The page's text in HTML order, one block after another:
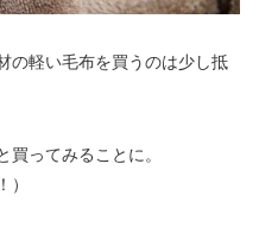
の軽い毛布を買うのは少し抵
ってみることに。
）